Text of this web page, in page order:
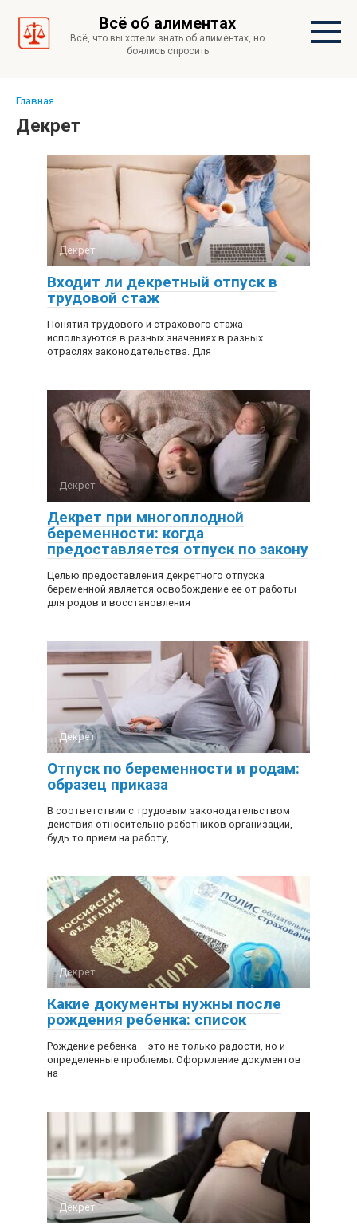
контенту
Всё об алиментах
Всё, что вы хотели знать об алиментах, но
боялись спросить
Главная
Декрет
Декрет
Входит ли декретный отпуск в
трудовой стаж
Понятия трудового и страхового стажа
используются в разных значениях в разных
отраслях законодательства. Для
Декрет
Декрет при многоплодной
беременности: когда
предоставляется отпуск по закону
Целью предоставления декретного отпуска
беременной является освобождение ее от работы
для родов и восстановления
Декрет
Отпуск по беременности и родам:
образец приказа
В соответствии с трудовым законодательством
действия относительно работников организации,
будь то прием на работу,
Декрет
Какие документы нужны после
рождения ребенка: список
Рождение ребенка – это не только радости, но и
определенные проблемы. Оформление документов
на
Декрет